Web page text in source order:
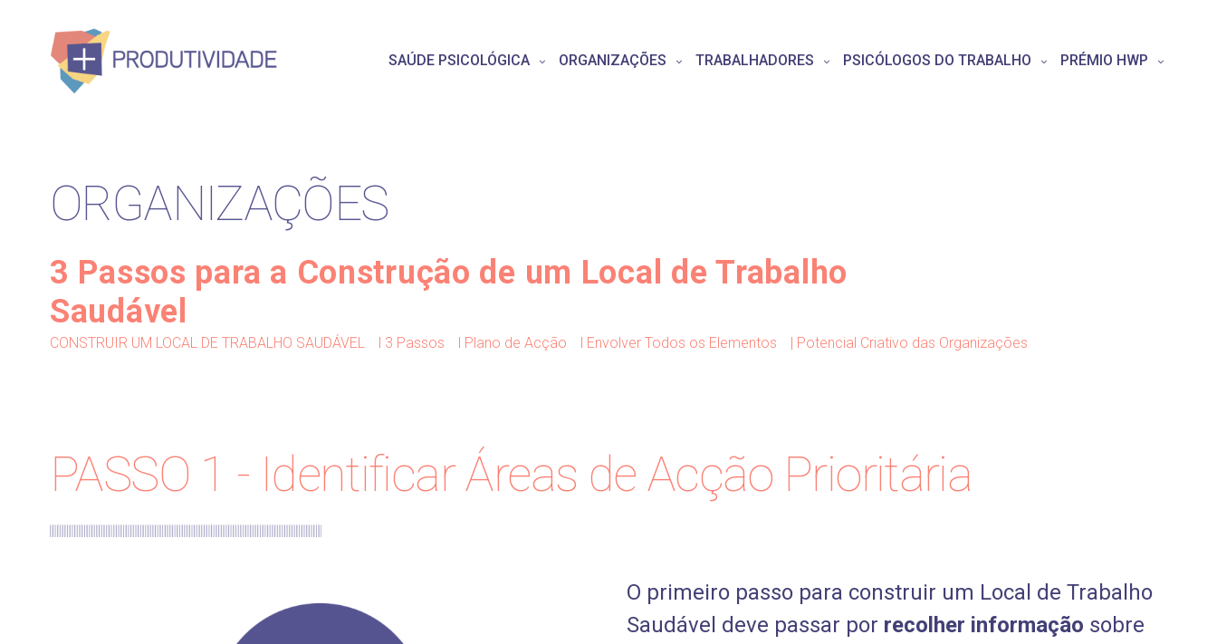
SAÚDE PSICOLÓGICA ORGANIZAÇÕES TRABALHADORES PSICÓLOGOS DO TRABALHO PRÉMIO HWP
ORGANIZAÇÕES
3 Passos para a Construção de um Local de Trabalho
Saudável
CONSTRUIR UM LOCAL DE TRABALHO SAUDÁVEL l 3 Passos l Plano de Acção l Envolver Todos os Elementos | Potencial Criativo das Organizações
PASSO 1 - Identificar Áreas de Acção Prioritária
O primeiro passo para construir um Local de Trabalho
Saudável deve passar por recolher informação sobre